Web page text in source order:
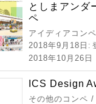
としまアンダ
ペ
アイディアコン
2018年9月18日 :
2018年10月26日
ICS Design
その他のコンペ